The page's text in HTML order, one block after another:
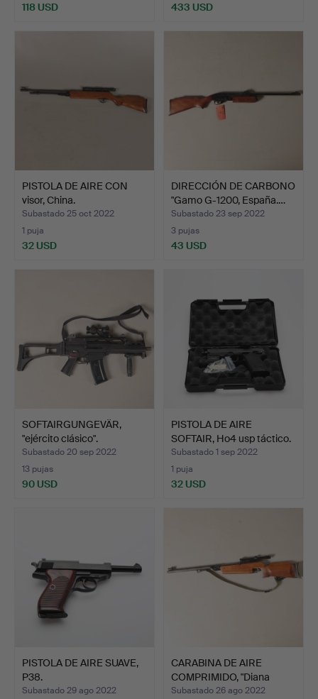
118 USD 433 USD
PISTOLA DE AIRE CON
visor, China.
Subastado 25 oct 2022
1 puja
32 USD
DIRECCIÓN DE CARBONO
"Gamo G-1200, España.…
Subastado 23 sep 2022
3 pujas
43 USD
SOFTAIRGUNGEVÄR,
"ejército clásico".
Subastado 20 sep 2022
13 pujas
90 USD
PISTOLA DE AIRE
SOFTAIR, Ho4 usp táctico.
Subastado 1 sep 2022
1 puja
32 USD
PISTOLA DE AIRE SUAVE,
P38.
Subastado 29 ago 2022
CARABINA DE AIRE
COMPRIMIDO, "Diana
modelo…
Subastado 26 ago 2022